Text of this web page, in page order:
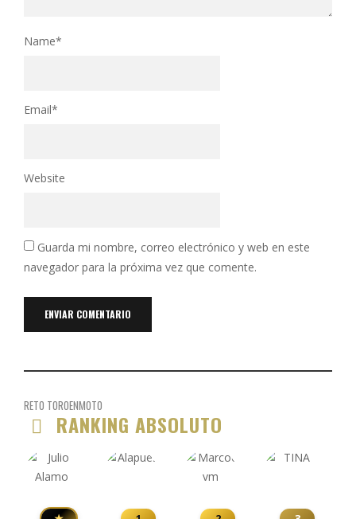
Name*
Email*
Website
Guarda mi nombre, correo electrónico y web en este
navegador para la próxima vez que comente.
RETO TOROENMOTO
RANKING ABSOLUTO